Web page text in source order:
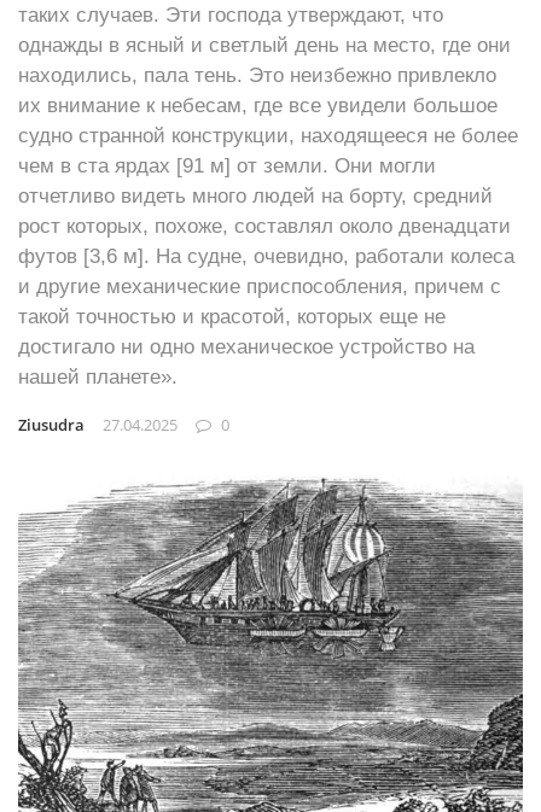
таких случаев. Эти господа утверждают, что
однажды в ясный и светлый день на место, где они
находились, пала тень. Это неизбежно привлекло
их внимание к небесам, где все увидели большое
судно странной конструкции, находящееся не более
чем в ста ярдах [91 м] от земли. Они могли
отчетливо видеть много людей на борту, средний
рост которых, похоже, составлял около двенадцати
футов [3,6 м]. На судне, очевидно, работали колеса
и другие механические приспособления, причем с
такой точностью и красотой, которых еще не
достигало ни одно механическое устройство на
нашей планете».
Ziusudra 27.04.2025 0